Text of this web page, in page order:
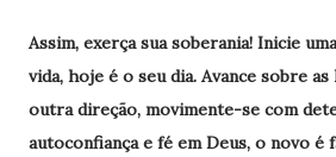
Assim, exerça sua soberania! Inicie
vida, hoje é o seu dia. Avance sobre
outra direção, movimente-se com
autoconfiança e fé em Deus, o novo é